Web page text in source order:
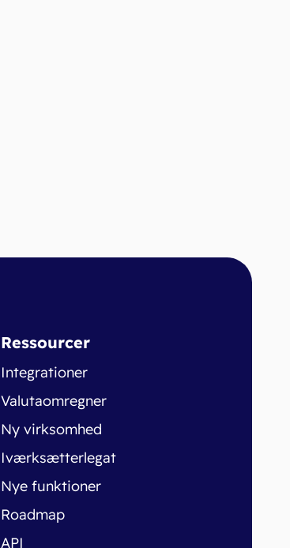
Ressourcer
Integrationer
Valutaomregner
Ny virksomhed
Iværksætterlegat
Nye funktioner
Roadmap
API